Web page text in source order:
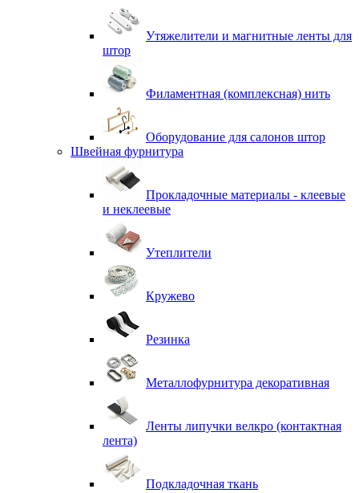
Утяжелители и магнитные ленты для
штор
Филаментная (комплексная) нить
Оборудование для салонов штор
Швейная фурнитура
Прокладочные материалы - клеевые
и неклеевые
Утеплители
Кружево
Резинка
Металлофурнитура декоративная
Ленты липучки велкро (контактная
лента)
Подкладочная ткань